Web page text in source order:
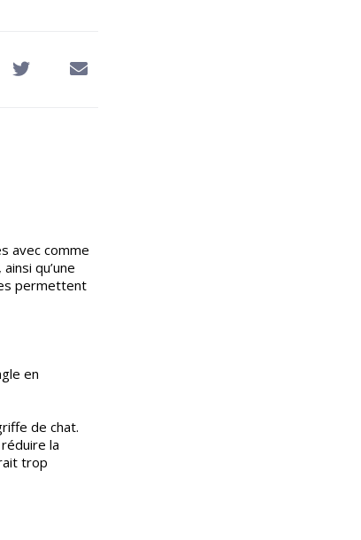
avec comme
qu’une
permettent
en
de chat.
la
trop